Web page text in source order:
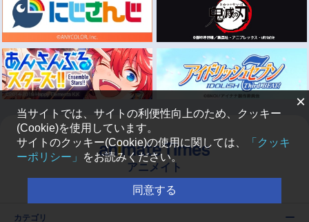
アニメイト
カテゴリ
×
当サイトでは、サイトの利便性向上のため、クッキー
(Cookie)を使用しています。
サイトのクッキー(Cookie)の使用に関しては、
「クッキ
ーポリシー」
をお読みください。
同意する